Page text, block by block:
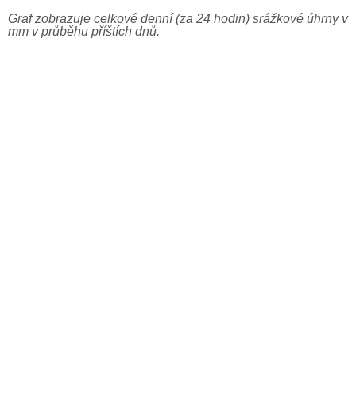
Graf zobrazuje celkové denní (za 24 hodin) srážkové úhrny v
mm v průběhu příštích dnů.